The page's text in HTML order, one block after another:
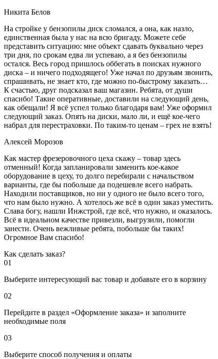
Никита Белов
На стройке у бензопилы диск сломался, а она, как назло,
единственная была у нас на всю бригаду. Можете себе
представить ситуацию: мне объект сдавать буквально через
три дня, по срокам едва ли успеваю, а я без бензопилы
остался. Весь город пришлось оббегать в поисках нужного
диска – и ничего подходящего! Уже начал по друзьям звонить,
спрашивать, не знает кто, где можно по-быстрому заказать…
К счастью, друг подсказал ваш магазин. Ребята, от души
спасибо! Такие оперативные, доставили на следующий день,
как обещали! Я всё успел только благодаря вам! Уже оформил
следующий заказ. Опять на диски, мало ли, и ещё кое-чего
набрал для перестраховки. По таким-то ценам – грех не взять!
Алексей Морозов
Как мастер фрезеровочного цеха скажу – товар здесь
отменный! Когда запланировали заменить кое-какое
оборудование в цеху, то долго перебирали с начальством
варианты, где бы побольше да подешевле всего набрать.
Находили поставщиков, но ни у одного не было всего того,
что нам было нужно. А хотелось же всё в один заказ уместить.
Слава богу, нашли Инжстрой, где всё, что нужно, и оказалось.
Всё в идеальном качестве привезли, выгрузили, помогли
занести. Очень вежливые ребята, побольше бы таких!
Огромное Вам спасибо!
Как сделать заказ?
01
Выберите интересующий вас товар и добавьте его в корзину
02
Перейдите в раздел «Оформление заказа» и заполните
необходимые поля
03
Выберите способ получения и оплаты